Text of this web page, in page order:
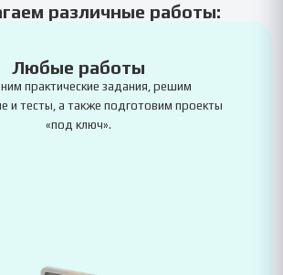
различные работы:
Любые работы
практические задания, решим
и тесты, а также подготовим проекты
«под ключ».